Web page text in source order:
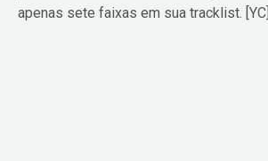
apenas sete faixas em sua tracklist. [YC]